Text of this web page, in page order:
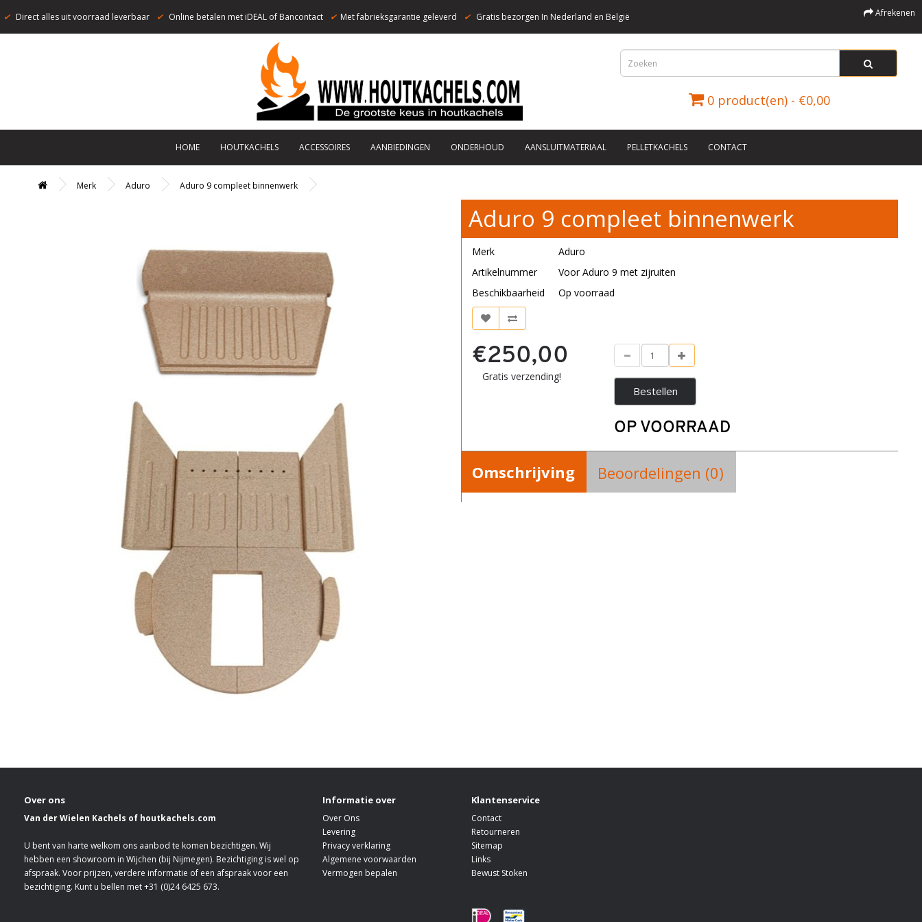
✔ Direct alles uit voorraad leverbaar ✔ Online betalen met iDEAL of Bancontact ✔ Met fabrieksgarantie geleverd ✔ Gratis bezorgen In Nederland en België Afrekenen
0 product(en) - €0,00
HOME HOUTKACHELS ACCESSOIRES AANBIEDINGEN ONDERHOUD AANSLUITMATERIAAL PELLETKACHELS CONTACT
Merk Aduro Aduro 9 compleet binnenwerk
Aduro 9 compleet binnenwerk
Merk
Aduro
Artikelnummer
Voor Aduro 9 met zijruiten
Beschikbaarheid
Op voorraad
€250,00
Gratis verzending!
Bestellen
OP VOORRAAD
Omschrijving Beoordelingen (0)
Over ons
Van der Wielen Kachels of houtkachels.com
U bent van harte welkom ons aanbod te komen bezichtigen. Wij
hebben een showroom in Wijchen (bij Nijmegen). Bezichtiging is wel op
afspraak. Voor prijzen, verdere informatie of een afspraak voor een
bezichtiging. Kunt u bellen met +31 (0)24 6425 673.
Informatie over
Over Ons
Levering
Privacy verklaring
Algemene voorwaarden
Vermogen bepalen
Klantenservice
Contact
Retourneren
Sitemap
Links
Bewust Stoken